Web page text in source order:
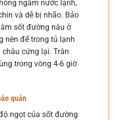
ngâm nước lạnh,
và dễ bị nhão. Bảo
sốt đường nâu ở
nên để trong tủ lạnh
cứng lại. Trân
trong vòng 4-6 giờ
quản
ngọt của sốt đường